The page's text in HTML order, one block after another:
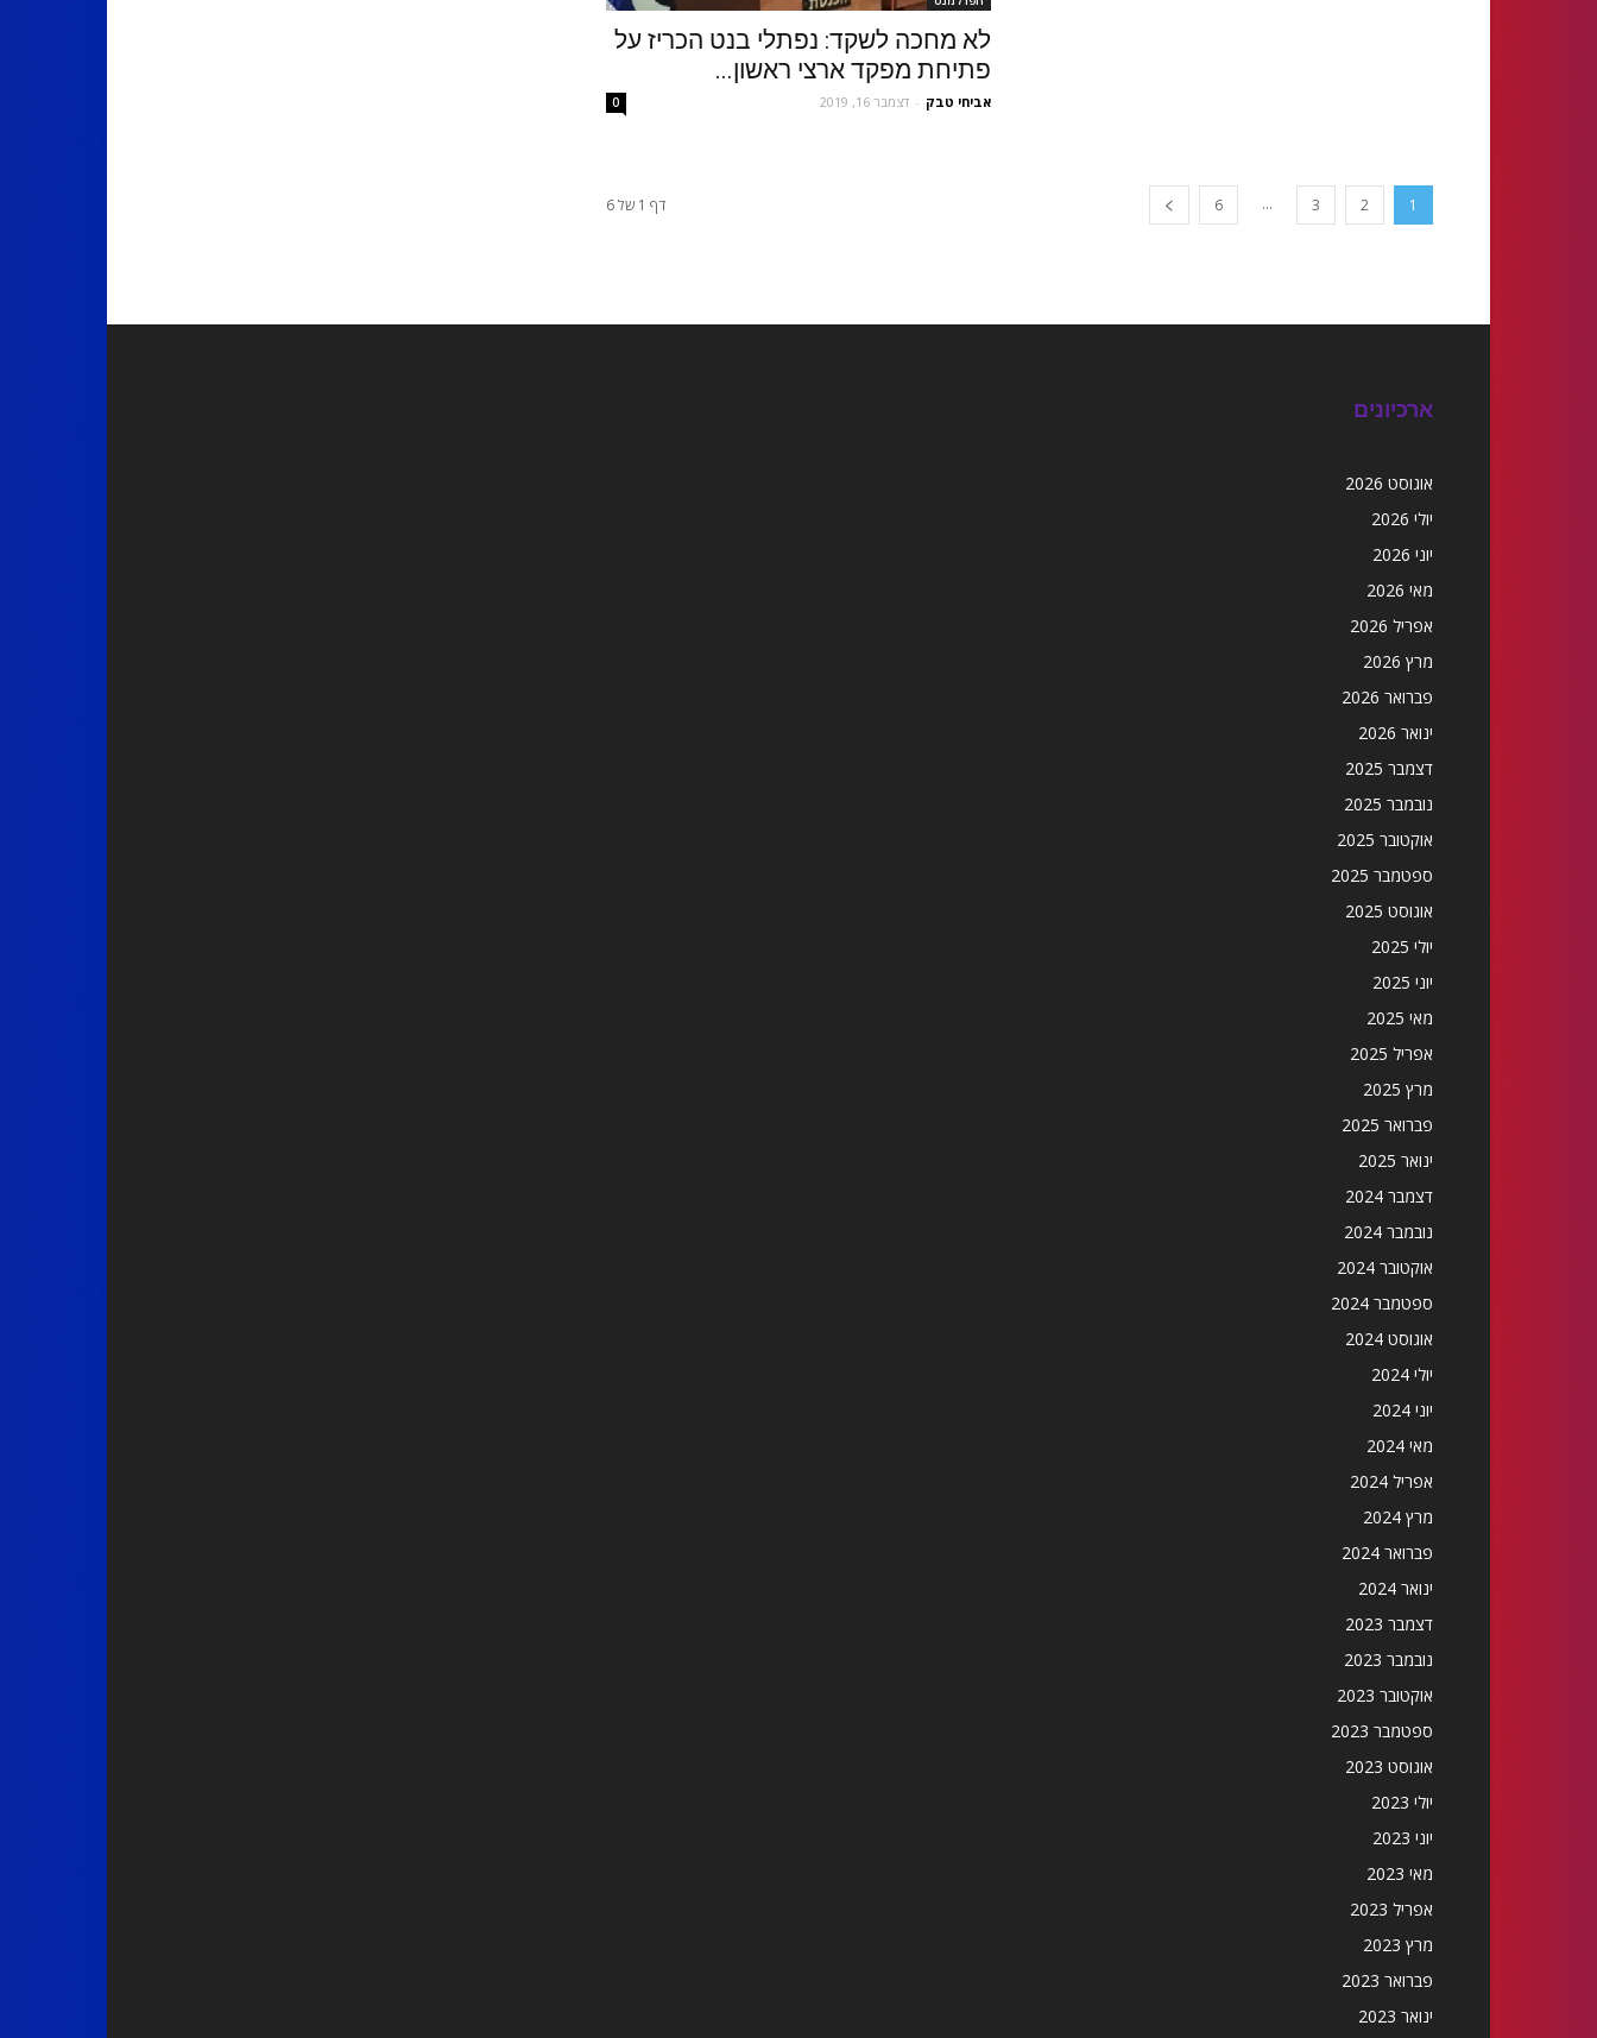
לא מחכה לשקד: נפתלי בנט הכריז על
פתיחת מפקד ארצי ראשון...
אביחי טבק - דצמבר 16, 2019 0
1
2
3
...
6 דף 1 של 6
ארכיונים
אוגוסט 2026
יולי 2026
יוני 2026
מאי 2026
אפריל 2026
מרץ 2026
פברואר 2026
ינואר 2026
דצמבר 2025
נובמבר 2025
אוקטובר 2025
ספטמבר 2025
אוגוסט 2025
יולי 2025
יוני 2025
מאי 2025
אפריל 2025
מרץ 2025
פברואר 2025
ינואר 2025
דצמבר 2024
נובמבר 2024
אוקטובר 2024
ספטמבר 2024
אוגוסט 2024
יולי 2024
יוני 2024
מאי 2024
אפריל 2024
מרץ 2024
פברואר 2024
ינואר 2024
דצמבר 2023
נובמבר 2023
אוקטובר 2023
ספטמבר 2023
אוגוסט 2023
יולי 2023
יוני 2023
מאי 2023
אפריל 2023
מרץ 2023
פברואר 2023
ינואר 2023